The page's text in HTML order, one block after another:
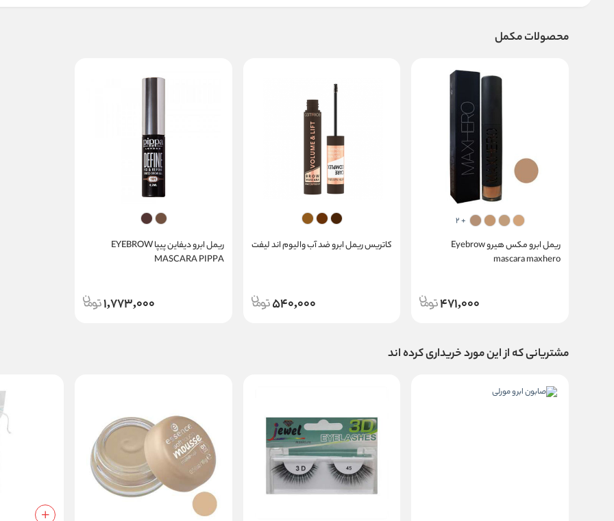
محصولات مکمل
+ 2
ریمل ابرو مکس هیرو Eyebrow
mascara maxhero
471,000
کاتریس ریمل ابرو ضد آب والیوم اند لیفت
540,000
ریمل ابرو دیفاین پیپا EYEBROW
MASCARA PIPPA
1,773,000
مشتریانی که از این مورد خریداری کرده اند